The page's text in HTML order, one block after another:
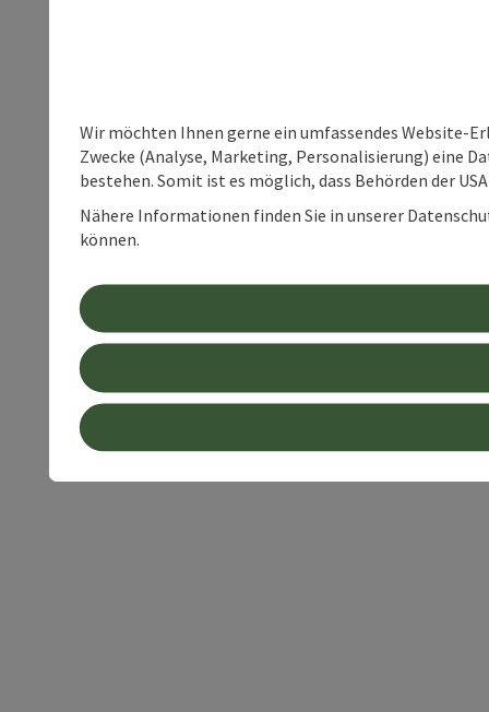
Wir möchten Ihnen gerne ein umfassendes Website-
Zwecke (Analyse, Marketing, Personalisierung) eine
bestehen. Somit ist es möglich, dass Behörden der
Nähere Informationen finden Sie in unserer
können.